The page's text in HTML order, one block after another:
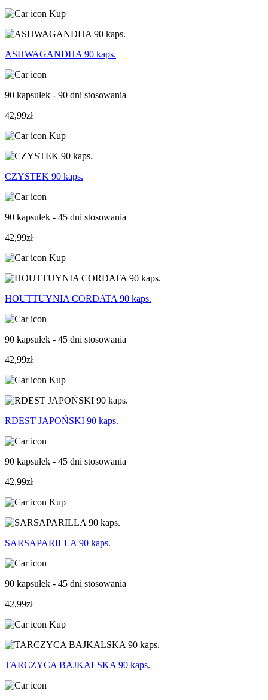
Kup
ASHWAGANDHA 90 kaps.
90 kapsułek - 90 dni stosowania
42,99zł
Kup
CZYSTEK 90 kaps.
90 kapsułek - 45 dni stosowania
42,99zł
Kup
HOUTTUYNIA CORDATA 90 kaps.
90 kapsułek - 45 dni stosowania
42,99zł
Kup
RDEST JAPOŃSKI 90 kaps.
90 kapsułek - 45 dni stosowania
42,99zł
Kup
SARSAPARILLA 90 kaps.
90 kapsułek - 45 dni stosowania
42,99zł
Kup
TARCZYCA BAJKALSKA 90 kaps.